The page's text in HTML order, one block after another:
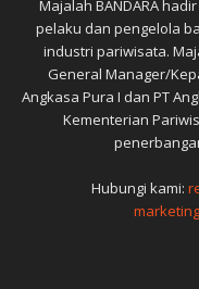
Majalah BANDARA
pelaku dan pengelola
industri pariwisata.
General Manager/
Angkasa Pura I dan PT
Kementerian
Hubungi kami: